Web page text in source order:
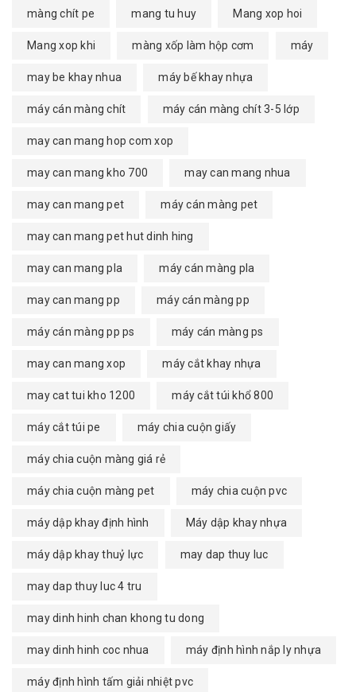
màng chít pe mang tu huy Mang xop hoi
Mang xop khi màng xốp làm hộp cơm máy
may be khay nhua máy bế khay nhựa
máy cán màng chít máy cán màng chít 3-5 lớp
may can mang hop com xop
may can mang kho 700 may can mang nhua
may can mang pet máy cán màng pet
may can mang pet hut dinh hing
may can mang pla máy cán màng pla
may can mang pp máy cán màng pp
máy cán màng pp ps máy cán màng ps
may can mang xop máy cắt khay nhựa
may cat tui kho 1200 máy cắt túi khổ 800
máy cắt túi pe máy chia cuộn giấy
máy chia cuộn màng giá rẻ
máy chia cuộn màng pet máy chia cuộn pvc
máy dập khay định hình Máy dập khay nhựa
máy dập khay thuỷ lực may dap thuy luc
may dap thuy luc 4 tru
may dinh hinh chan khong tu dong
may dinh hinh coc nhua máy định hình nắp ly nhựa
máy định hình tấm giải nhiệt pvc